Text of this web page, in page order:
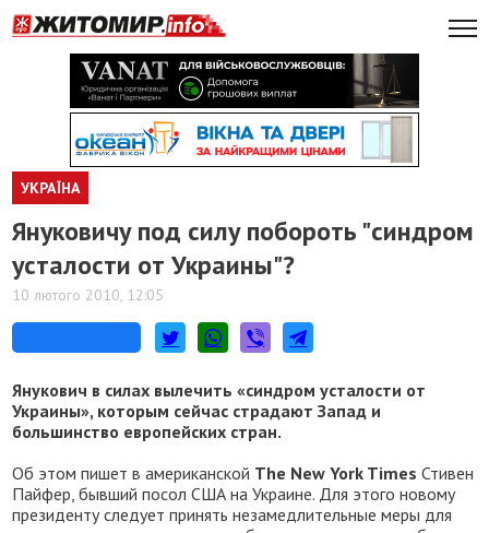
УКРАЇНА
Януковичу под силу побороть "синдром
усталости от Украины"?
10 лютого 2010, 12:05
Янукович в силах вылечить «синдром усталости от
Украины», которым сейчас страдают Запад и
большинство европейских стран.
Об этом пишет в американской The New York Times Стивен
Пайфер, бывший посол США на Украине. Для этого новому
президенту следует принять незамедлительные меры для